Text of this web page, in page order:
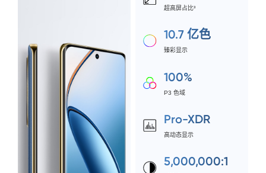
超高屏占比³
10.7 亿色
臻彩显示
100%
P3 色域
Pro-XDR
高动态显示
5,000,000:1